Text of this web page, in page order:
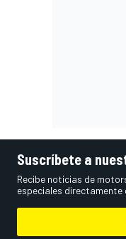
Suscríbete a
Recibe noticias de
especiales directamente